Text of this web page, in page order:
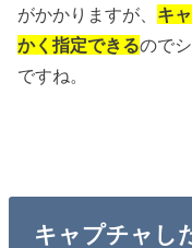
がかかりますが、 キ
かく指定できるので
ですね。
キャプチャし